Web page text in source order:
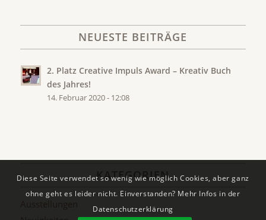
NEUESTE BEITRÄGE
2. Platz Creative Impuls Award – Kreativ Buch
des Jahres!
14. Februar 2020 - 12:08
KATEGORIEN
Diese Seite verwendet so wenig wie möglich Cookies, aber ganz
ohne geht es leider nicht. Einverstanden? Mehr Infos in der
Datenschutzerklärung